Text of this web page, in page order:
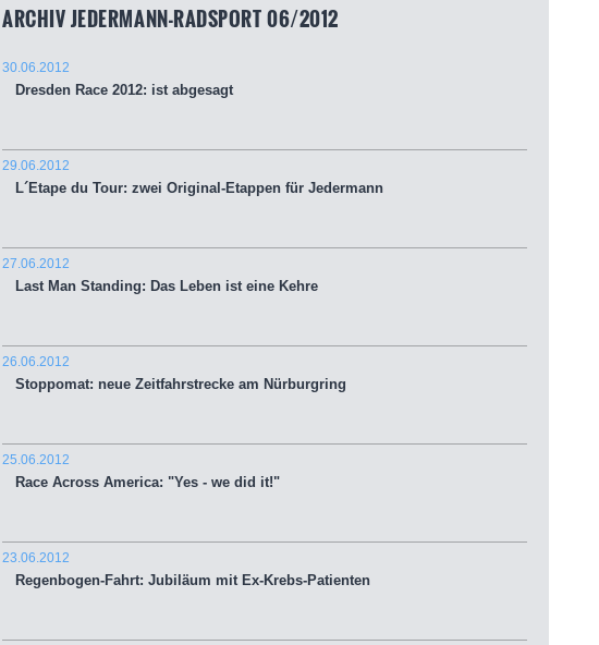
ARCHIV JEDERMANN-RADSPORT 06/2012
30.06.2012
Dresden Race 2012: ist abgesagt
29.06.2012
L´Etape du Tour: zwei Original-Etappen für Jedermann
27.06.2012
Last Man Standing: Das Leben ist eine Kehre
26.06.2012
Stoppomat: neue Zeitfahrstrecke am Nürburgring
25.06.2012
Race Across America: "Yes - we did it!"
23.06.2012
Regenbogen-Fahrt: Jubiläum mit Ex-Krebs-Patienten
Facebook
Newsletter: